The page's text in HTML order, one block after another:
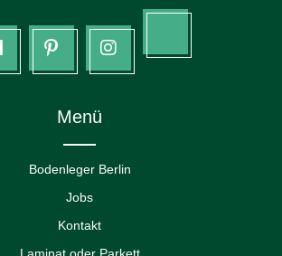
facebookPinterestInstagram
Menü
Bodenleger Berlin
Jobs
Kontakt
Laminat oder Parkett